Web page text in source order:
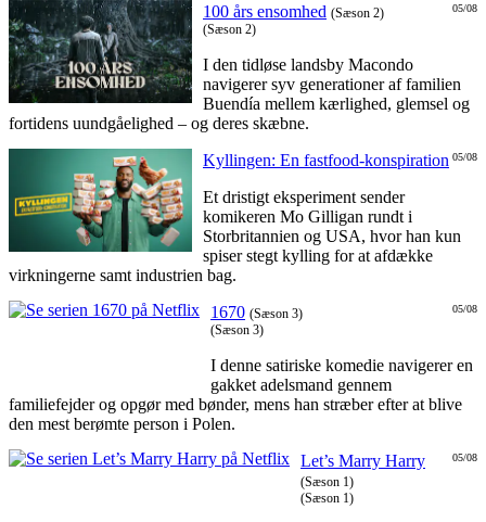
05/08
100 års ensomhed (Sæson 2)
(Sæson 2)
I den tidløse landsby Macondo
navigerer syv generationer af familien
Buendía mellem kærlighed, glemsel og
fortidens uundgåelighed – og deres skæbne.
05/08
Kyllingen: En fastfood-konspiration
Et dristigt eksperiment sender
komikeren Mo Gilligan rundt i
Storbritannien og USA, hvor han kun
spiser stegt kylling for at afdække
virkningerne samt industrien bag.
05/08
1670 (Sæson 3)
(Sæson 3)
I denne satiriske komedie navigerer en
gakket adelsmand gennem
familiefejder og opgør med bønder, mens han stræber efter at blive
den mest berømte person i Polen.
05/08
Let’s Marry Harry
(Sæson 1)
(Sæson 1)